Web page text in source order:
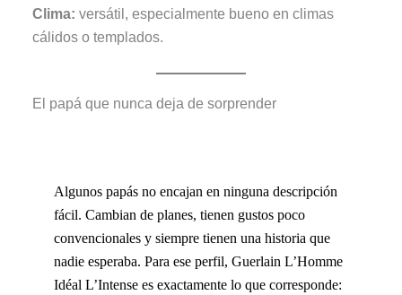
Clima: versátil, especialmente bueno en climas
cálidos o templados.
El papá que nunca deja de sorprender
Algunos papás no encajan en ninguna descripción
fácil. Cambian de planes, tienen gustos poco
convencionales y siempre tienen una historia que
nadie esperaba. Para ese perfil, Guerlain L’Homme
Idéal L’Intense es exactamente lo que corresponde: